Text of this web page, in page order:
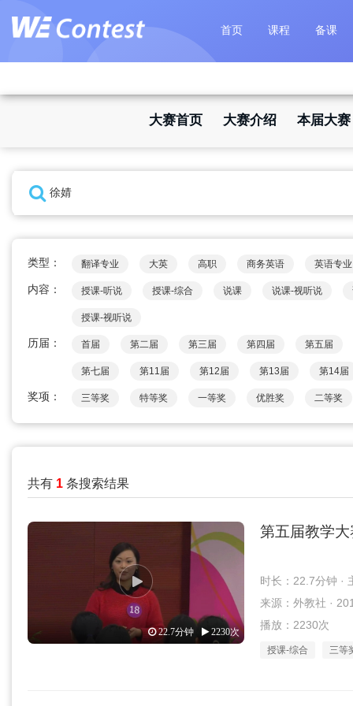
首页 课程 备课
大赛首页 大赛介绍 本届大赛
类型： 翻译专业 大英 高职 商务英语 英语专业
内容： 授课-听说 授课-综合 说课 说课-视听说
授课-视听说
历届： 首届 第二届 第三届 第四届 第五届
第七届 第11届 第12届 第13届 第14届
奖项： 三等奖 特等奖 一等奖 优胜奖 二等奖
共有 1 条搜索结果
22.7分钟 2230次
第五届教学
时长：22.7分钟 ·
来源：外教社 ·
播放：2230次
授课-综合 三等